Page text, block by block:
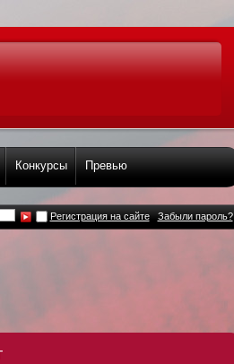
Конкурсы Превью
Регистрация на сайте Забыли пароль?